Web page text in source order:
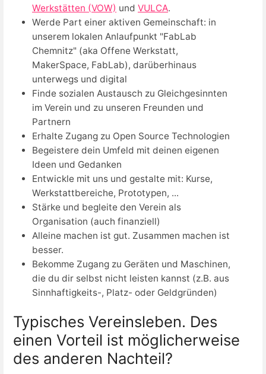
Werkstätten (VOW) und VULCA.
Werde Part einer aktiven Gemeinschaft: in
unserem lokalen Anlaufpunkt "FabLab
Chemnitz" (aka Offene Werkstatt,
MakerSpace, FabLab), darüberhinaus
unterwegs und digital
Finde sozialen Austausch zu Gleichgesinnten
im Verein und zu unseren Freunden und
Partnern
Erhalte Zugang zu Open Source Technologien
Begeistere dein Umfeld mit deinen eigenen
Ideen und Gedanken
Entwickle mit uns und gestalte mit: Kurse,
Werkstattbereiche, Prototypen, ...
Stärke und begleite den Verein als
Organisation (auch finanziell)
Alleine machen ist gut. Zusammen machen ist
besser.
Bekomme Zugang zu Geräten und Maschinen,
die du dir selbst nicht leisten kannst (z.B. aus
Sinnhaftigkeits-, Platz- oder Geldgründen)
Typisches Vereinsleben. Des
einen Vorteil ist möglicherweise
des anderen Nachteil?